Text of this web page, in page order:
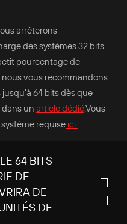
arrêterons
des systèmes 32 bits
pourcentage de
nous vous recommandons
64 bits dès que
dans un article dédié.Vous
requise ici .
64 BITS
DE
DE
DE